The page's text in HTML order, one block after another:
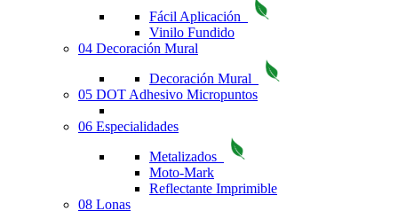
Fácil Aplicación
Vinilo Fundido
04 Decoración Mural
Decoración Mural
05 DOT Adhesivo Micropuntos
06 Especialidades
Metalizados
Moto-Mark
Reflectante Imprimible
08 Lonas